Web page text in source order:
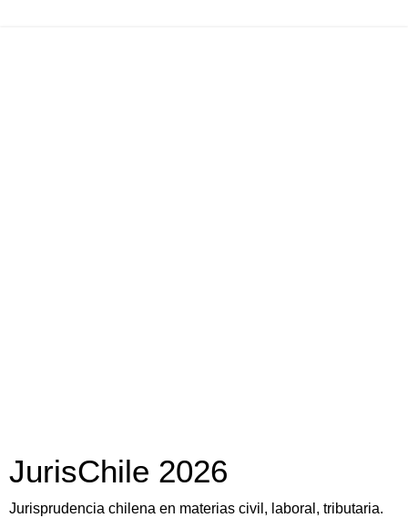
JurisChile 2026
Jurisprudencia chilena en materias civil, laboral, tributaria.